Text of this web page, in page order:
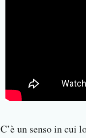
C’è un senso in cui